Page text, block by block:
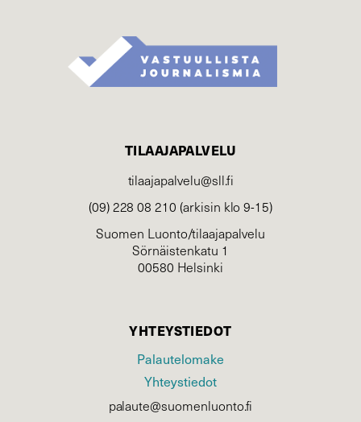
TILAAJAPALVELU
tilaajapalvelu@sll.fi
(09) 228 08 210 (arkisin klo 9-15)
Suomen Luonto/tilaajapalvelu
Sörnäistenkatu 1
00580 Helsinki
YHTEYSTIEDOT
Palautelomake
Yhteystiedot
palaute@suomenluonto.fi